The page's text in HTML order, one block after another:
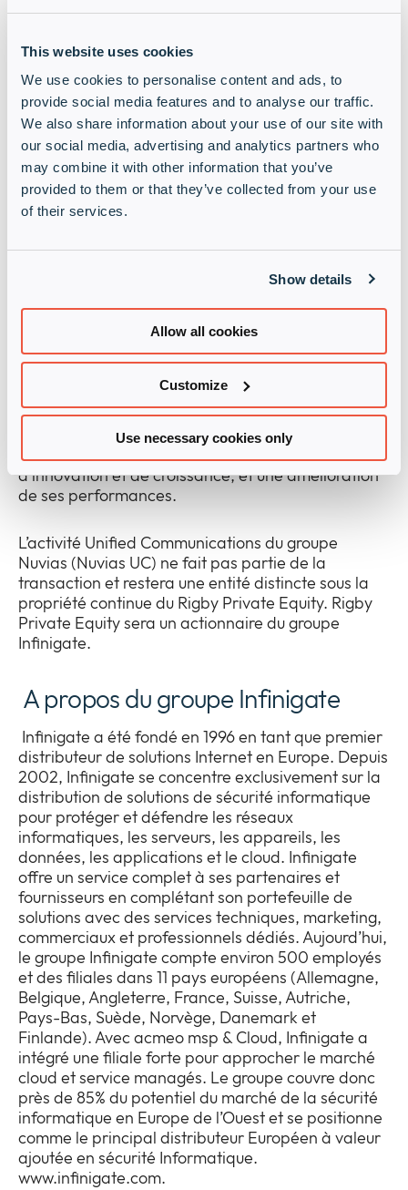
This website uses cookies
We use cookies to personalise content and ads, to
provide social media features and to analyse our traffic.
We also share information about your use of our site with
our social media, advertising and analytics partners who
may combine it with other information that you’ve
provided to them or that they’ve collected from your use
of their services.
Show details
Allow all cookies
Customize
Use necessary cookies only
objectif de continuer à développer la joint-venture
clients existants et les nouveaux clients de
manière coordonnée. Les stratégies de Nuvias et
d’Infinigate sont très similaires pour aller de
l’avant et c’est un point sur lequel nous
maintiendrons notre attention», a expliqué M.
Schlichtherle.
L’acquisition renforcera considérablement la
France, au Benelux et dans les pays nordiques, et
positionner sur le marché de l’Europe de l’Est. La
forte présence d’Infinigate en Allemagne et de
Nuvias au Royaume-Uni illustre la complémentarité
des portefeuilles. De plus, le groupe Nuvias met à
disposition son segment clientèle d’entreprise.
Le groupe Infinigate servira ses clients avec une
plus grande efficacité, une meilleure exécution et
une plateforme numérique optimisée pour plus
d’innovation et de croissance, et une amélioration
de ses performances.
L’activité Unified Communications du groupe
Nuvias (Nuvias UC) ne fait pas partie de la
transaction et restera une entité distincte sous la
propriété continue du Rigby Private Equity. Rigby
Private Equity sera un actionnaire du groupe
Infinigate.
A propos du groupe Infinigate
Infinigate a été fondé en 1996 en tant que premier
distributeur de solutions Internet en Europe. Depuis
2002, Infinigate se concentre exclusivement sur la
distribution de solutions de sécurité informatique
pour protéger et défendre les réseaux
informatiques, les serveurs, les appareils, les
données, les applications et le cloud. Infinigate
offre un service complet à ses partenaires et
fournisseurs en complétant son portefeuille de
solutions avec des services techniques, marketing,
commerciaux et professionnels dédiés. Aujourd’hui,
le groupe Infinigate compte environ 500 employés
et des filiales dans 11 pays européens (Allemagne,
Belgique, Angleterre, France, Suisse, Autriche,
Pays-Bas, Suède, Norvège, Danemark et
Finlande). Avec acmeo msp & Cloud, Infinigate a
intégré une filiale forte pour approcher le marché
cloud et service managés. Le groupe couvre donc
près de 85% du potentiel du marché de la sécurité
informatique en Europe de l’Ouest et se positionne
comme le principal distributeur Européen à valeur
ajoutée en sécurité Informatique.
www.infinigate.com.